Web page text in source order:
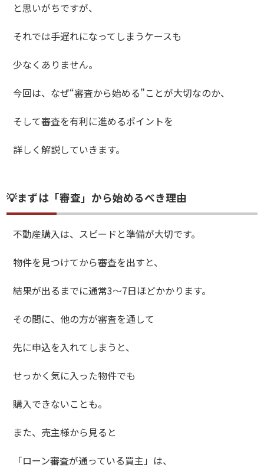
と思いがちですが、
それでは手遅れになってしまうケースも
少なくありません。
今回は、なぜ“審査から始める”ことが大切なのか、
そして審査を有利に進めるポイントを
詳しく解説していきます。
💡まずは「審査」から始めるべき理由
不動産購入は、スピードと準備が大切です。
物件を見つけてから審査を出すと、
結果が出るまでに通常3〜7日ほどかかります。
その間に、他の方が審査を通して
先に申込を入れてしまうと、
せっかく気に入った物件でも
購入できないことも。
また、売主様から見ると
「ローン審査が通っている買主」は、